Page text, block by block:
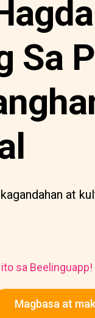
Sa
at
sa Beelinguapp!
Magbasa at